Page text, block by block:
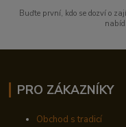
Buďte první, kdo se dozví o
PRO ZÁKAZNÍKY
Obchod s tradicí